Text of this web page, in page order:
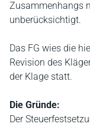
Zusammenhangs
unberücksichtigt.
Das FG wies die
Revision des
der Klage statt.
Die Gründe:
Der